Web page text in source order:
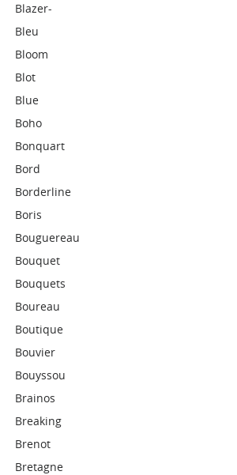
Blazer-
Bleu
Bloom
Blot
Blue
Boho
Bonquart
Bord
Borderline
Boris
Bouguereau
Bouquet
Bouquets
Boureau
Boutique
Bouvier
Bouyssou
Brainos
Breaking
Brenot
Bretagne